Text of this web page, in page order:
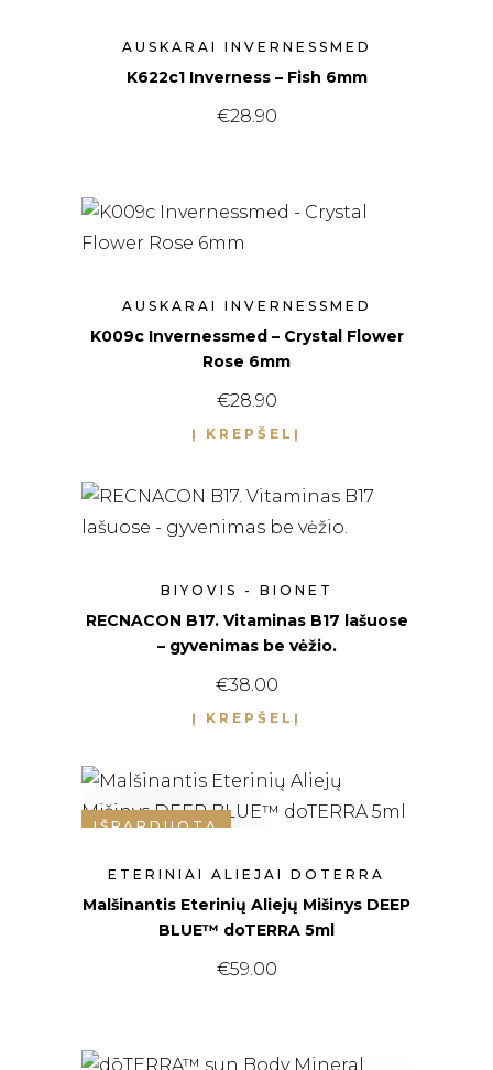
AUSKARAI INVERNESSMED
K622с1 Inverness – Fish 6mm
€28.90
AUSKARAI INVERNESSMED
K009c Invernessmed – Crystal Flower
Rose 6mm
€28.90
Į KREPŠELĮ
BIYOVIS - BIONET
RECNACON B17. Vitaminas B17 lašuose
– gyvenimas be vėžio.
€38.00
Į KREPŠELĮ
IŠPARDUOTA
ETERINIAI ALIEJAI DOTERRA
Malšinantis Eterinių Aliejų Mišinys DEEP
BLUE™ doTERRA 5ml
€59.00